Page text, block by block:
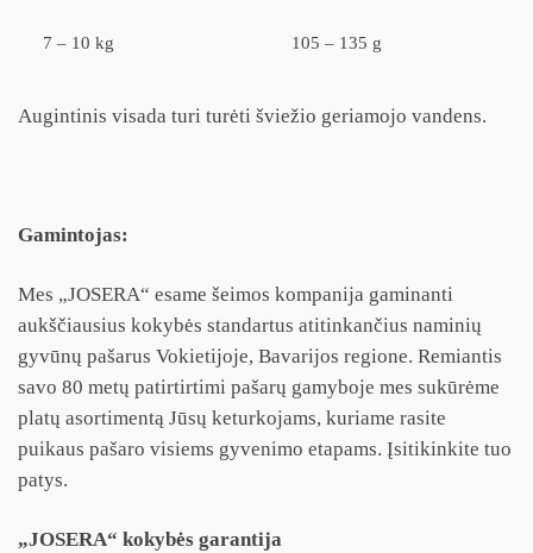
7 – 10 kg 105 – 135 g
Augintinis visada turi turėti šviežio geriamojo vandens.
Gamintojas:
Mes „JOSERA“ esame šeimos kompanija gaminanti
aukščiausius kokybės standartus atitinkančius naminių
gyvūnų pašarus Vokietijoje, Bavarijos regione. Remiantis
savo 80 metų patirtirtimi pašarų gamyboje mes sukūrėme
platų asortimentą Jūsų keturkojams, kuriame rasite
puikaus pašaro visiems gyvenimo etapams. Įsitikinkite tuo
patys.
„JOSERA“ kokybės garantija